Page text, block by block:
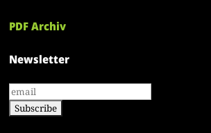
PDF Archiv
Newsletter